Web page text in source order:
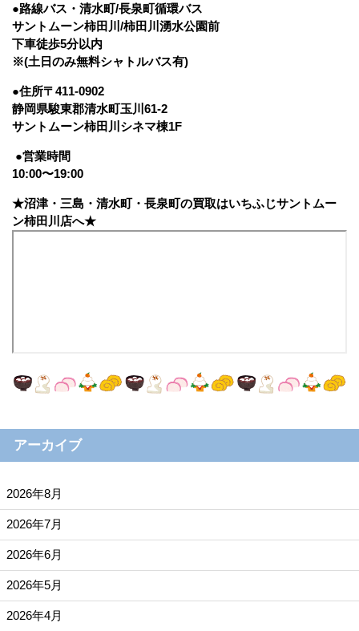
●路線バス・清水町/長泉町循環バス
サントムーン柿田川/柿田川湧水公園前
下車徒歩5分以内
※(土日のみ無料シャトルバス有)
●住所〒411-0902
静岡県駿東郡清水町玉川61-2
サントムーン柿田川シネマ棟1F
●営業時間
10:00〜19:00
★沼津・三島・清水町・長泉町の買取はいちふじサントムー
ン柿田川店へ★
アーカイブ
2026年8月
2026年7月
2026年6月
2026年5月
2026年4月